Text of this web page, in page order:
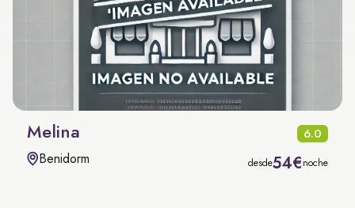
Melina 6.0
Benidorm desde54€noche